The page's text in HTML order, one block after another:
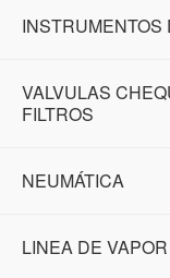
INSTRUMENTOS
VALVULAS
FILTROS
NEUMÁTICA
LINEA DE VAPOR